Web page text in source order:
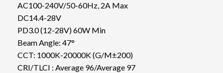
AC100-240V/50-60Hz, 2A Max
DC14.4-28V
PD3.0 (12-28V) 60W Min
Beam Angle: 47°
CCT: 1000K-20000K (G/M±200)
CRI/TLCI : Average 96/Average 97